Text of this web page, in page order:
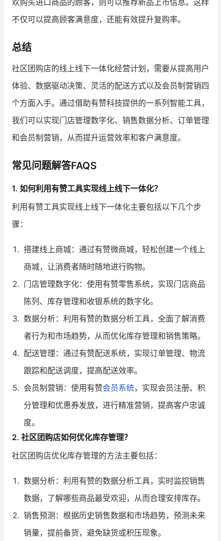
欢购买进口商品的顾客，则可以推荐新品上市信息。这样
不仅可以提高顾客满意度，还能有效提升复购率。
总结
社区团购店的线上线下一体化经营计划，需要从提高用户
体验、数据驱动决策、灵活的配送方式以及会员制营销四
个方面入手。通过借助有赞科技提供的一系列智能工具，
我们可以实现门店管理数字化、销售数据分析、订单管理
和会员制营销，从而提升运营效率和客户满意度。
常见问题解答FAQS
1. 如何利用有赞工具实现线上线下一体化？
利用有赞工具实现线上线下一体化主要包括以下几个步
骤：
搭建线上商城：通过有赞微商城，轻松创建一个线上
商城，让消费者随时随地进行购物。
门店管理数字化：使用有赞零售系统，实现门店商品
陈列、库存管理和收银系统的数字化。
数据分析：利用有赞的数据分析工具，全面了解消费
者行为和市场趋势，从而优化库存管理和销售策略。
配送管理：通过有赞配送系统，实现订单管理、物流
跟踪和配送调度，提高配送效率。
会员制营销：使用有赞会员系统，实现会员注册、积
分管理和优惠券发放，进行精准营销，提高客户忠诚
度。
2. 社区团购店如何优化库存管理？
社区团购店优化库存管理的方法主要包括：
数据分析：利用有赞的数据分析工具，实时监控销售
数据，了解哪些商品最受欢迎，从而合理安排库存。
销售预测：根据历史销售数据和市场趋势，预测未来
销量，提前备货，避免缺货或积压现象。